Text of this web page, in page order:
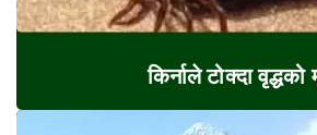
किर्नाले टोक्दा वृद्धको